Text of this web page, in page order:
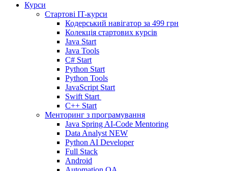
Курси
Стартові IT-курси
Кодерський навігатор за 499 грн
Колекція стартових курсів
Java Start
Java Tools
C# Start
Python Start
Python Tools
JavaScript Start
Swift Start
C++ Start
Менторинг з програмування
Java Spring AI-Code Mentoring
Data Analyst NEW
Python AI Developer
Full Stack
Android